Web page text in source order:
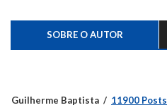
SOBRE O AUTOR
Guilherme Baptista 11900 Posts